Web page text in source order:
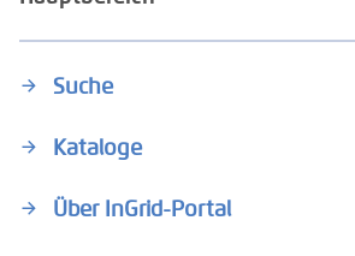
Suche
Kataloge
Über InGrid-Portal